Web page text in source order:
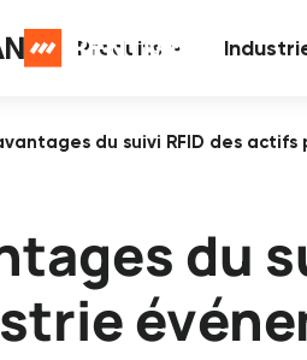
Produits
du suivi RFID des
du